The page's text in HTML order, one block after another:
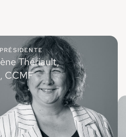
Thériault,
CCMF
de famille (Gatineau),
des soins primaires pour
avec soin Canada